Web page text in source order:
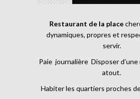
Restaurant de la place
dynamiques, propres et
servir.
Paie journalière Disposer
atout.
Habiter les quartiers proches